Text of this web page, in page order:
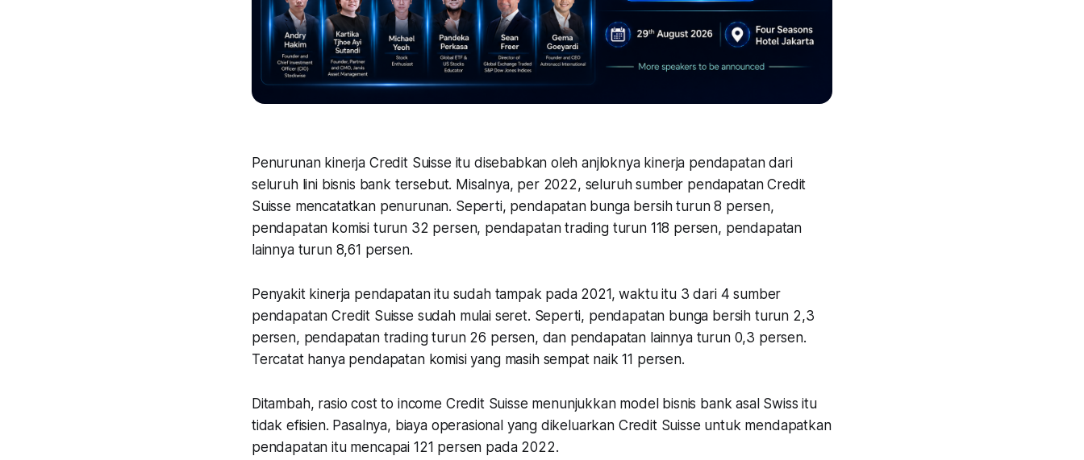
Penurunan kinerja Credit Suisse itu disebabkan oleh anjloknya kinerja pendapatan dari
seluruh lini bisnis bank tersebut. Misalnya, per 2022, seluruh sumber pendapatan Credit
Suisse mencatatkan penurunan. Seperti, pendapatan bunga bersih turun 8 persen,
pendapatan komisi turun 32 persen, pendapatan trading turun 118 persen, pendapatan
lainnya turun 8,61 persen.
Penyakit kinerja pendapatan itu sudah tampak pada 2021, waktu itu 3 dari 4 sumber
pendapatan Credit Suisse sudah mulai seret. Seperti, pendapatan bunga bersih turun 2,3
persen, pendapatan trading turun 26 persen, dan pendapatan lainnya turun 0,3 persen.
Tercatat hanya pendapatan komisi yang masih sempat naik 11 persen.
Ditambah, rasiocost to income Credit Suisse menunjukkan model bisnis bank asal Swiss itu
tidak efisien. Pasalnya, biaya operasional yang dikeluarkan Credit Suisse untuk mendapatkan
pendapatan itu mencapai 121 persen pada 2022.